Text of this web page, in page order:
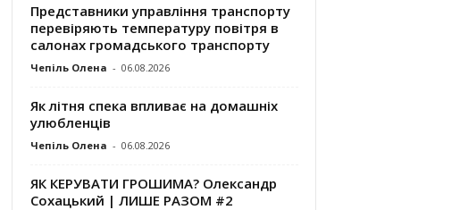
Представники управління транспорту
перевіряють температуру повітря в
салонах громадського транспорту
Чепіль Олена - 06.08.2026
Як літня спека впливає на домашніх
улюбленців
Чепіль Олена - 06.08.2026
ЯК КЕРУВАТИ ГРОШИМА? Олександр
Сохацький | ЛИШЕ РАЗОМ #2